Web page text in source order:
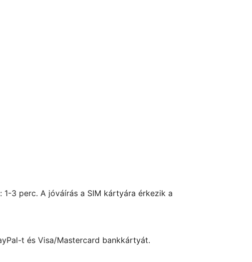
3 perc. A jóváírás a SIM kártyára érkezik a
t és Visa/Mastercard bankkártyát.